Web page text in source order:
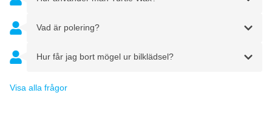
Vad är polering?
Hur får jag bort mögel ur bilklädsel?
Visa alla frågor